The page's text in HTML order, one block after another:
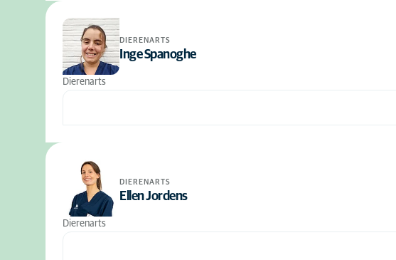
DIERENARTS
Inge Spanoghe
Dierenarts
DIERENARTS
Ellen Jordens
Dierenarts